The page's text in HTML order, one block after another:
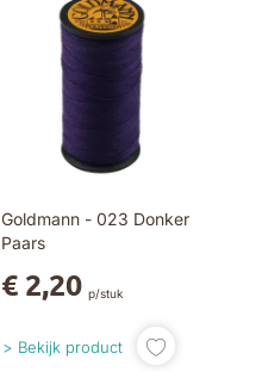
Goldmann - 023 Donker
Paars
€ 2,20 p/stuk
Bekijk product